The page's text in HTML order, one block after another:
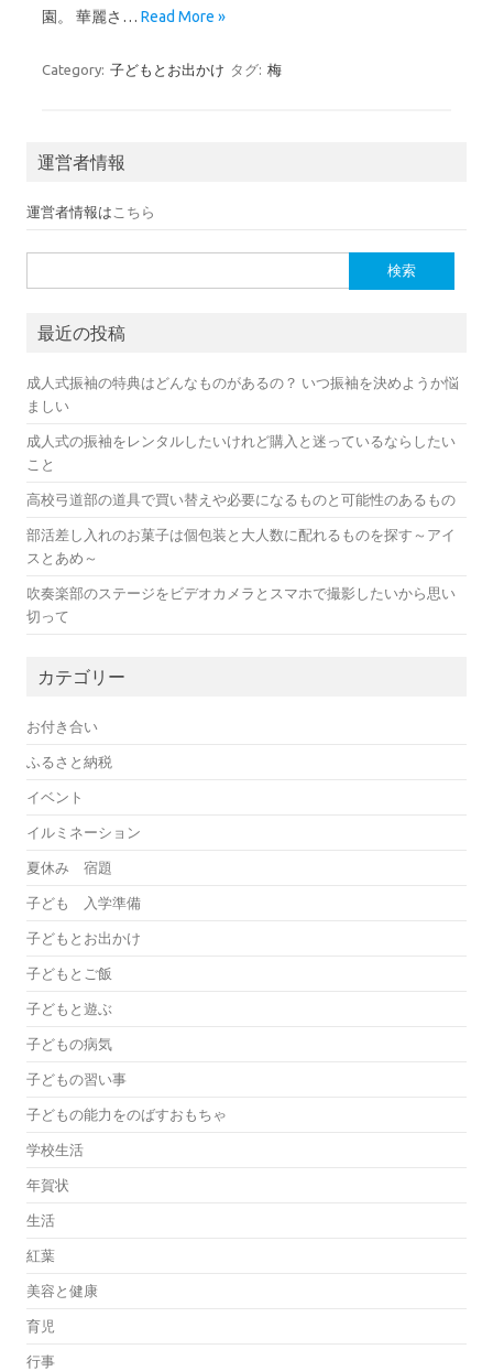
園。 華麗さ… Read More »
Category: 子どもとお出かけ タグ: 梅
運営者情報
運営者情報は こちら
最近の投稿
成人式振袖の特典はどんなものがあるの？ いつ振袖を決めようか悩
ましい
成人式の振袖をレンタルしたいけれど購入と迷っているならしたい
こと
高校弓道部の道具で買い替えや必要になるものと可能性のあるもの
部活差し入れのお菓子は個包装と大人数に配れるものを探す～アイ
スとあめ～
吹奏楽部のステージをビデオカメラとスマホで撮影したいから思い
切って
カテゴリー
お付き合い
ふるさと納税
イベント
イルミネーション
夏休み 宿題
子ども 入学準備
子どもとお出かけ
子どもとご飯
子どもと遊ぶ
子どもの病気
子どもの習い事
子どもの能力をのばすおもちゃ
学校生活
年賀状
生活
紅葉
美容と健康
育児
行事